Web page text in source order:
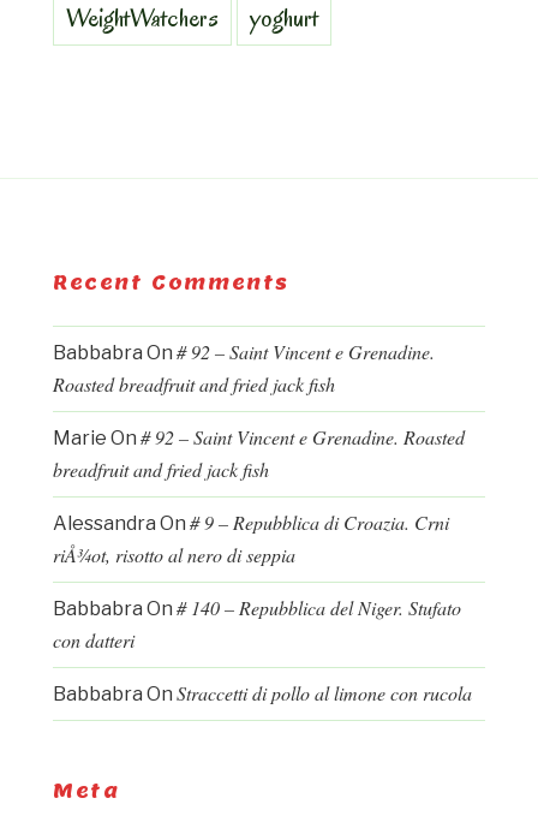
WeightWatchers
yoghurt
Recent Comments
Babbabra On # 92 – Saint Vincent e Grenadine.
Roasted breadfruit and fried jack fish
Marie On # 92 – Saint Vincent e Grenadine. Roasted
breadfruit and fried jack fish
Alessandra On # 9 – Repubblica di Croazia. Crni
riÅ¾ot, risotto al nero di seppia
Babbabra On # 140 – Repubblica del Niger. Stufato
con datteri
Babbabra On Straccetti di pollo al limone con rucola
Meta